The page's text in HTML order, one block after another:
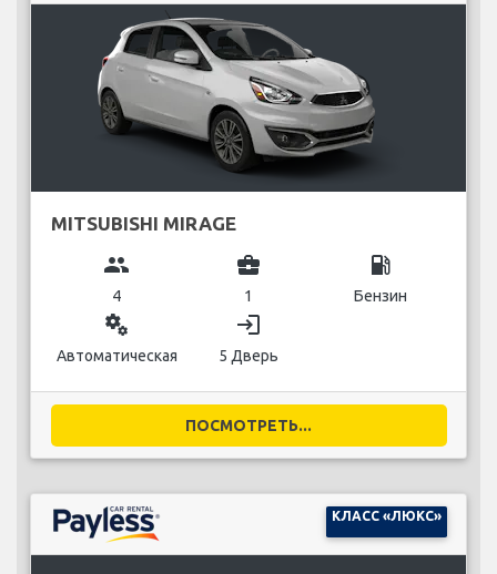
MITSUBISHI MIRAGE
group
4
business_center
1
local_gas_station
Бензин
miscellaneous_services
Автоматическая
login
5 Дверь
ПОСМОТРЕТЬ...
КЛАСС «ЛЮКС»